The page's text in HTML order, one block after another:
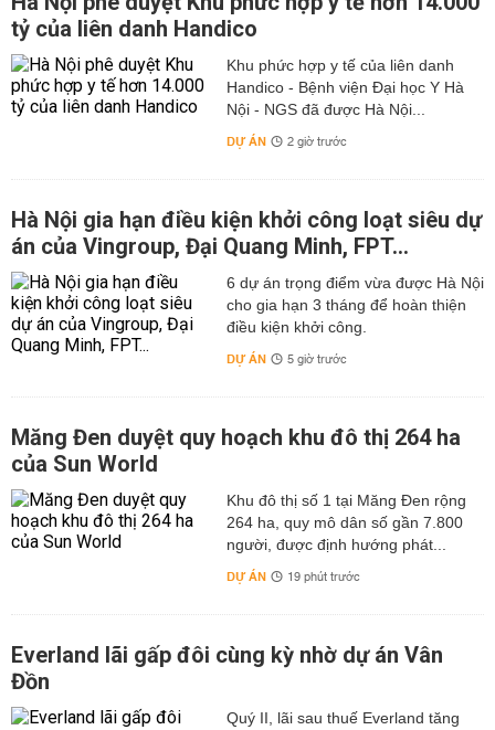
tỷ của liên danh Handico
Khu phức hợp y tế của liên danh
Handico - Bệnh viện Đại học Y Hà
Nội - NGS đã được Hà Nội...
DỰ ÁN 2 giờ trước
Hà Nội gia hạn điều kiện khởi công loạt siêu dự
án của Vingroup, Đại Quang Minh, FPT...
6 dự án trọng điểm vừa được Hà Nội
cho gia hạn 3 tháng để hoàn thiện
điều kiện khởi công.
DỰ ÁN 5 giờ trước
Măng Đen duyệt quy hoạch khu đô thị 264 ha
của Sun World
Khu đô thị số 1 tại Măng Đen rộng
264 ha, quy mô dân số gần 7.800
người, được định hướng phát...
DỰ ÁN 19 phút trước
Everland lãi gấp đôi cùng kỳ nhờ dự án Vân
Đồn
Quý II, lãi sau thuế Everland tăng